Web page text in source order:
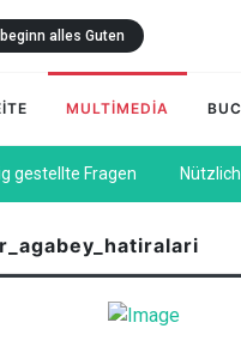
alles Guten
MULTİMEDİA
gestellte Fragen